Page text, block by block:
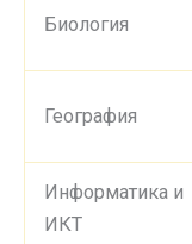
Биология
География
Информатика и
ИКТ